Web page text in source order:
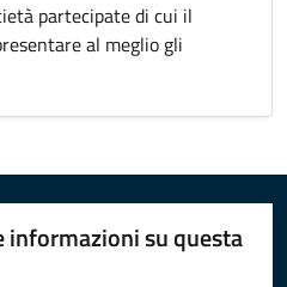
partecipate di cui il
al meglio gli
informazioni su questa